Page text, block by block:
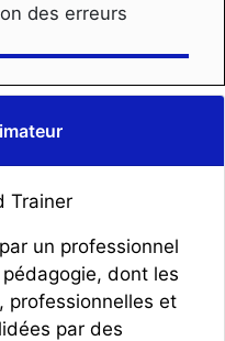
des erreurs
Trainer
un professionnel
dont les
professionnelles et
par des